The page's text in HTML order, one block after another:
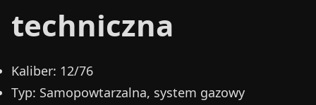
techniczna
Kaliber: 12/76
Typ: Samopowtarzalna, system gazowy